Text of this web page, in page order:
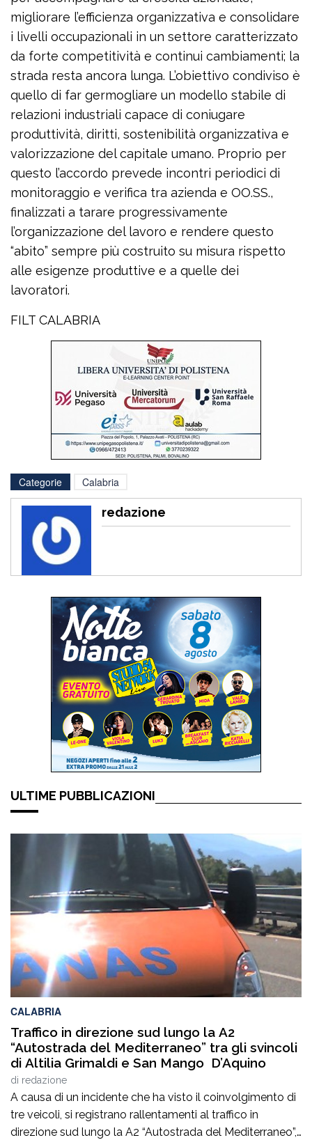
migliorare l’efficienza organizzativa e consolidare
i livelli occupazionali in un settore caratterizzato
da forte competitività e continui cambiamenti; la
strada resta ancora lunga. L’obiettivo condiviso è
quello di far germogliare un modello stabile di
relazioni industriali capace di coniugare
produttività, diritti, sostenibilità organizzativa e
valorizzazione del capitale umano. Proprio per
questo l’accordo prevede incontri periodici di
monitoraggio e verifica tra azienda e OO.SS.,
finalizzati a tarare progressivamente
l’organizzazione del lavoro e rendere questo
“abito” sempre più costruito su misura rispetto
alle esigenze produttive e a quelle dei
lavoratori.
FILT CALABRIA
Categorie Calabria
redazione
ULTIME PUBBLICAZIONI
CALABRIA
Traffico in direzione sud lungo la A2
“Autostrada del Mediterraneo” tra gli svincoli
di Altilia Grimaldi e San Mango D’Aquino
di redazione
A causa di un incidente che ha visto il coinvolgimento di
tre veicoli, si registrano rallentamenti al traffico in
direzione sud lungo la A2 “Autostrada del Mediterraneo”,